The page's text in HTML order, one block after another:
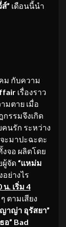
” เดือนนี้นำ
กับความ
เรื่องราว
มตาย เมื่อ
รรมจึงเกิด
นรัก ระหว่าง
ะมาปะฉะดะ
จอ ผลิตโดย
ผู้จัด “แหม่ม
ย่างไร
. เริ่ม 4
ตามเสียง
ญาญ่า อุรัสยา”
อ” Bad